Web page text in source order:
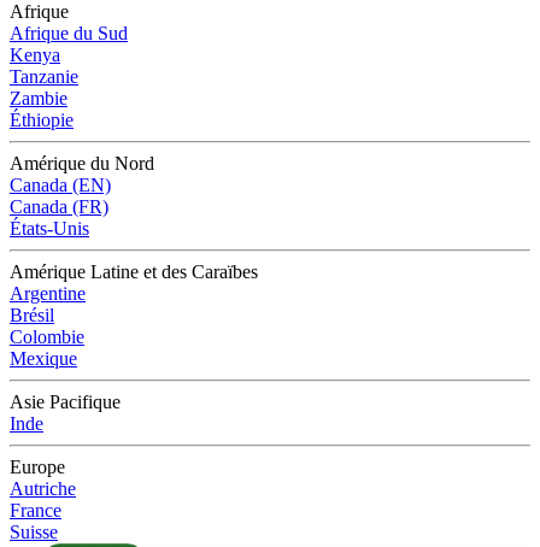
Afrique
Afrique du Sud
Kenya
Tanzanie
Zambie
Éthiopie
Amérique du Nord
Canada (EN)
Canada (FR)
États-Unis
Amérique Latine et des Caraïbes
Argentine
Brésil
Colombie
Mexique
Asie Pacifique
Inde
Europe
Autriche
France
Suisse